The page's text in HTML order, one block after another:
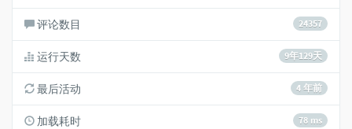
24357
评论数目
9年129天
运行天数
4 年前
最后活动
78 ms
加载耗时